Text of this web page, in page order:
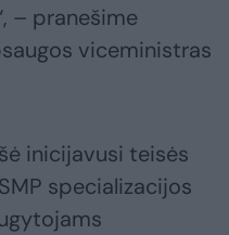
– pranešime
viceministras
inicijavusi teisės
specializacijos